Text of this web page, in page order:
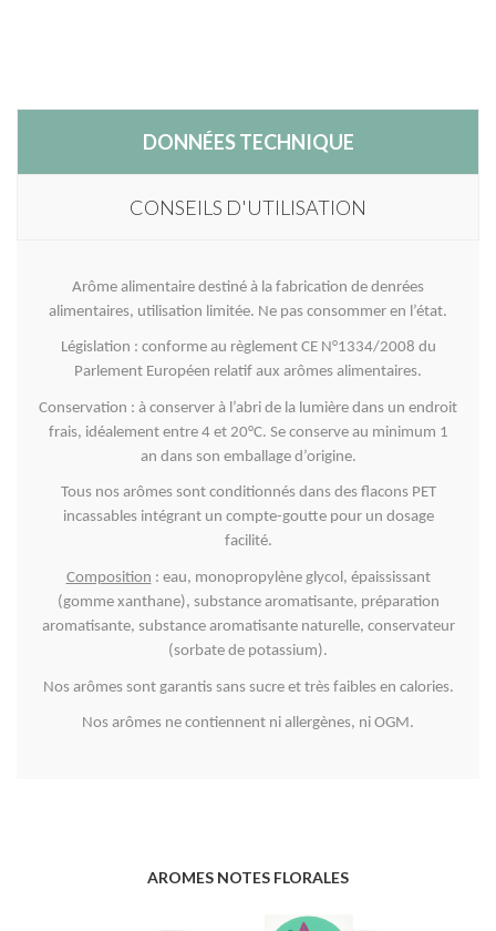
DONNÉES TECHNIQUE
CONSEILS D'UTILISATION
Arôme alimentaire destiné à la fabrication de denrées
alimentaires, utilisation limitée. Ne pas consommer en l’état.
Législation : conforme au règlement CE N°1334/2008 du
Parlement Européen relatif aux arômes alimentaires.
Conservation : à conserver à l’abri de la lumière dans un endroit
frais, idéalement entre 4 et 20°C. Se conserve au minimum 1
an dans son emballage d’origine.
Tous nos arômes sont conditionnés dans des flacons PET
incassables intégrant un compte-goutte pour un dosage
facilité.
Composition : eau, monopropylène glycol, épaississant
(gomme xanthane), substance aromatisante, préparation
aromatisante, substance aromatisante naturelle, conservateur
(sorbate de potassium).
Nos arômes sont garantis sans sucre et très faibles en calories.
Nos arômes ne contiennent ni allergènes, ni OGM.
AROMES NOTES FLORALES